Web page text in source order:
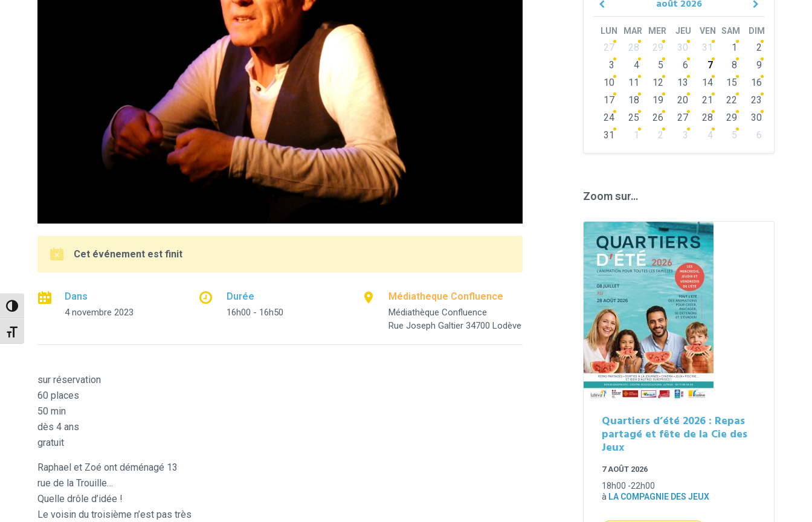
Passer en contraste élevé
Changer la taille de la police
Cet événement est finit
Dans
4 novembre 2023
Durée
16h00 - 16h50
Médiatheque Confluence
Médiathèque Confluence
Rue Joseph Galtier 34700 Lodève
sur réservation
60 places
50 min
dès 4 ans
gratuit
Raphael et Zoé ont déménagé 13
rue de la Trouille…
Quelle drôle d’idée !
Le voisin du troisième n’est pas très
août 2026
Previous
Next
LUN MAR MER JEU VEN SAM DIM
Skip
calendar
days
27 28 29 30 31 1
2
3
4 5 6 7 8
9
10
11 12 13 14 15
16
17
18 19 20 21 22
23
24
25 26 27 28 29
30
31
1 2 3 4 5
6
Zoom sur…
Quartiers d’été 2026 : Repas
partagé et fête de la Cie des
Jeux
7 AOÛT 2026
18h00 -22h00
à LA COMPAGNIE DES JEUX